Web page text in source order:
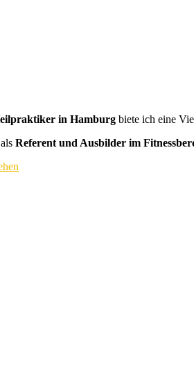
in Hamburg biete ich eine
Referent und Ausbilder im